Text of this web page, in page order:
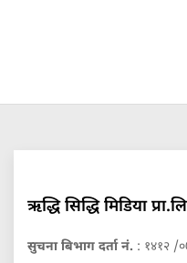
ऋद्धि सिद्धि मिडिया
सुचना बिभाग दर्ता नं. : १४१२ /